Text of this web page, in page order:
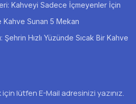
Kahveyi Sadece İçmeyenler İçin
Kahve Sunan 5 Mekan
Hızlı Yüzünde Sıcak Bir Kahve
lütfen E-Mail adresinizi yazınız.